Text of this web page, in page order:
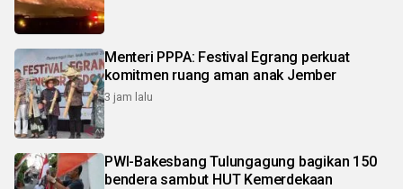
Menteri PPPA: Festival Egrang perkuat
komitmen ruang aman anak Jember
3 jam lalu
PWI-Bakesbang Tulungagung bagikan 150
bendera sambut HUT Kemerdekaan